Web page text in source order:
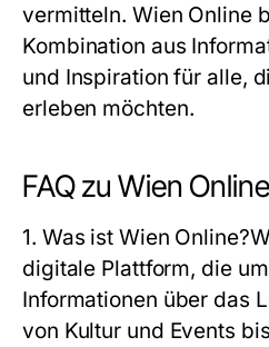
vermitteln. Wien Online
Kombination aus
und Inspiration für alle,
erleben möchten.
FAQ zu Wien Online
1. Was ist Wien Online?
digitale Plattform, die
Informationen über das
von Kultur und Events